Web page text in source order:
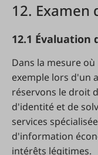
12.
12.1 Évaluation
Dans la mesure
exemple lors d'un
réservons le droit
d'identité et de
services
d'information
intérêts légitimes.